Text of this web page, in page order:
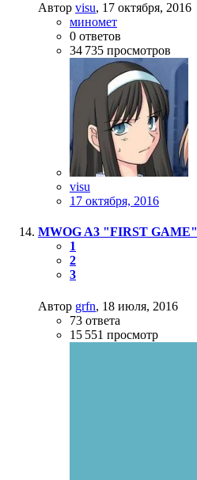
Автор visu, 17 октября, 2016
миномет
0 ответов
34 735 просмотров
visu
17 октября, 2016
MWOG A3 "FIRST GAME"
1
2
3
Автор grfn, 18 июля, 2016
73 ответа
15 551 просмотр